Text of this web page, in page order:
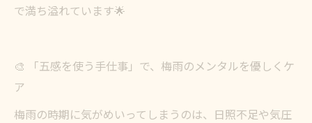
で満ち溢れています🌟
🎨 「五感を使う手仕事」で、梅雨のメンタルを優しくケ
ア
梅雨の時期に気がめいってしまうのは、日照不足や気圧